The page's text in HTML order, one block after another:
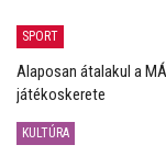
SPORT
Alaposan átalakul a
játékoskerete
KULTÚRA